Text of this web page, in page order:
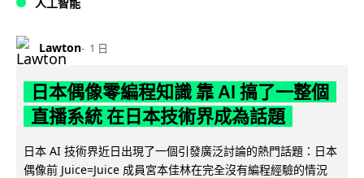
Lawton 1 日
日本偶像零編程知識 靠 AI 搞了一整個
直播系統 在日本技術界成為話題
日本 AI 技術界近日出現了一個引發廣泛討論的熱門話題：日本
偶像前 Juice=Juice 成員宮本佳林在完全沒有編程經驗的情況